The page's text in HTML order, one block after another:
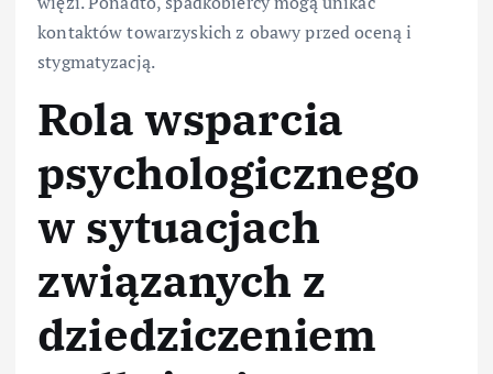
kontaktów towarzyskich z obawy przed oceną i
stygmatyzacją.
Rola wsparcia
psychologicznego
w sytuacjach
związanych z
dziedziczeniem